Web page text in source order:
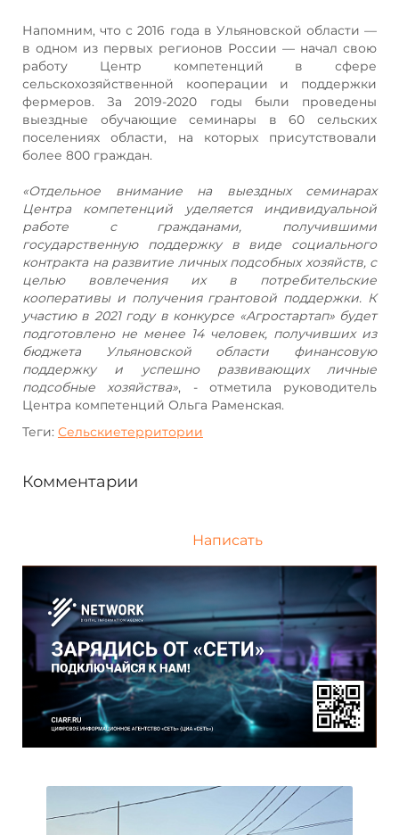
Напомним, что с 2016 года в Ульяновской области —
в одном из первых регионов России — начал свою
работу Центр компетенций в сфере
сельскохозяйственной кооперации и поддержки
фермеров. За 2019-2020 годы были проведены
выездные обучающие семинары в 60 сельских
поселениях области, на которых присутствовали
более 800 граждан.
«Отдельное внимание на выездных семинарах
Центра компетенций уделяется индивидуальной
работе с гражданами, получившими
государственную поддержку в виде социального
контракта на развитие личных подсобных хозяйств, с
целью вовлечения их в потребительские
кооперативы и получения грантовой поддержки. К
участию в 2021 году в конкурсе «Агростартап» будет
подготовлено не менее 14 человек, получивших из
бюджета Ульяновской области финансовую
поддержку и успешно развивающих личные
подсобные хозяйства», - отметила руководитель
Центра компетенций Ольга Раменская.
Теги: Сельскиетерритории
Комментарии
Написать